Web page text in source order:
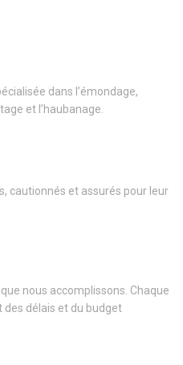
dans l’émondage,
et l’haubanage.
cautionnés et assurés pour leur
nous accomplissons. Chaque
des délais et du budget